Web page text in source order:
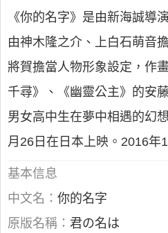
《你的名字》是由新海誠導
由神木隆之介、上白石萌音
將賀擔當人物形象設定，作
千尋》、《幽靈公主》的安
男女高中生在夢中相遇的幻
月26日在日本上映。2016年
基本信息
中文名： 你的名字
原版名稱： 君の名は